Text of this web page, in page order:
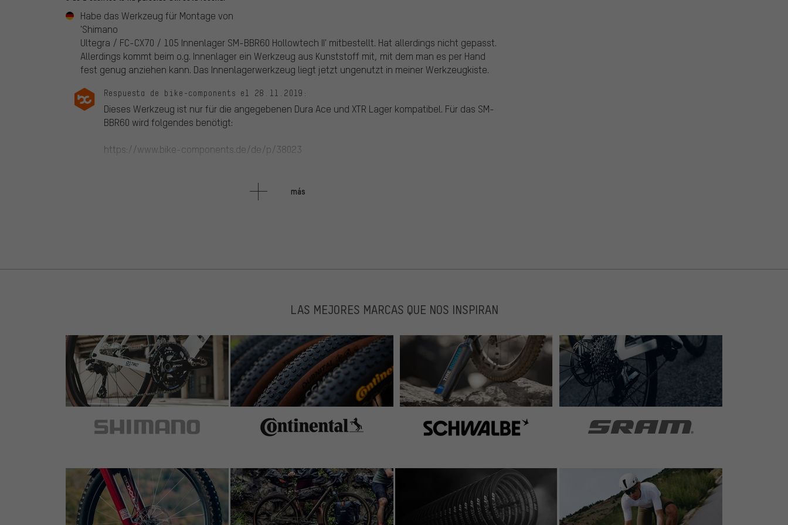
Habe das Werkzeug für Montage von
'Shimano
Ultegra / FC-CX70 / 105 Innenlager SM-BBR60 Hollowtech II' mitbestellt. Hat allerdings nicht gepasst.
Allerdings kommt beim o.g. Innenlager ein Werkzeug aus Kunststoff mit, mit dem man es per Hand
fest genug anziehen kann. Das Innenlagerwerkzeug liegt jetzt ungenutzt in meiner Werkzeugkiste.
Respuesta de bike-components el 28.11.2019:
Dieses Werkzeug ist nur für die angegebenen Dura Ace und XTR Lager kompatibel. Für das SM-
BBR60 wird folgendes benötigt:
https://www.bike-components.de/de/p/38023
1 de 1 clientes le ha parecido útil esta reseña.
3 de 5 estrellasde Stefan G.el 26.11.2017
1 de 1 clientes le ha parecido útil esta reseña.
Schon ein deutlicher Qualitätssprung in der Lagerbehandlung als TL-FC32, der einfach nur jedes
Lager bei der Montage und Demontage vermackt, doch für deutlich weniger Geld gibt es bereits
kompatibel sind. GXP z.B. geht gar nicht mit dem Schlüssel und selbst bei Shimanolagerschalen muß
man äußerst vorsichtig arbeiten und aufpassen, daß man nicht versehentlich abrutscht. Kurz: Dem
5 de 5 estrellas
de José D.el 31.12.2016
Artículo : negro
más
LAS MEJORES MARCAS QUE NOS INSPIRAN